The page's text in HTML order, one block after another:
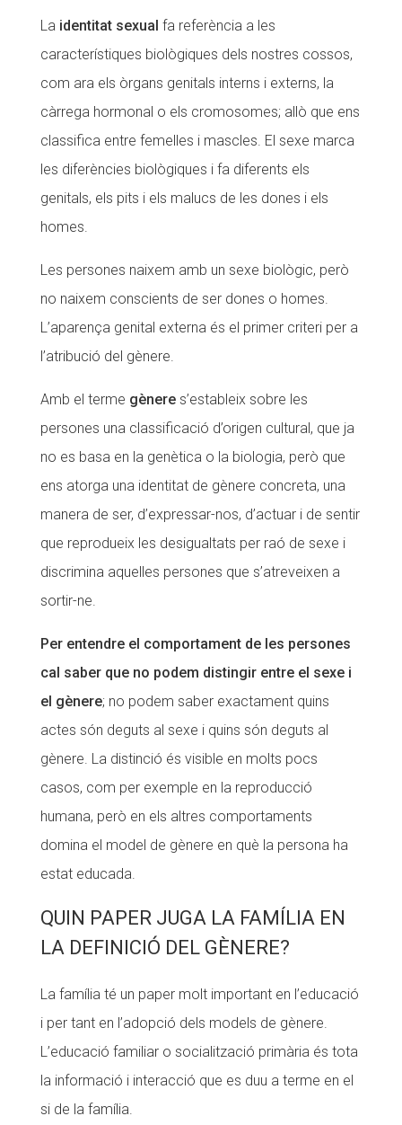
La identitat sexual fa referència a les
característiques biològiques dels nostres cossos,
com ara els òrgans genitals interns i externs, la
càrrega hormonal o els cromosomes; allò que ens
classifica entre femelles i mascles. El sexe marca
les diferències biològiques i fa diferents els
genitals, els pits i els malucs de les dones i els
homes.
Les persones naixem amb un sexe biològic, però
no naixem conscients de ser dones o homes.
L’aparença genital externa és el primer criteri per a
l’atribució del gènere.
Amb el terme gèneres’estableix sobre les
persones una classificació d’origen cultural, que ja
no es basa en la genètica o la biologia, però que
ens atorga una identitat de gènere concreta, una
manera de ser, d’expressar-nos, d’actuar i de sentir
que reprodueix les desigualtats per raó de sexe i
discrimina aquelles persones que s’atreveixen a
sortir-ne.
Per entendre el comportament de les persones
cal saber que no podem distingir entre el sexe i
el gènere; no podem saber exactament quins
actes són deguts al sexe i quins són deguts al
gènere. La distinció és visible en molts pocs
casos, com per exemple en la reproducció
humana, però en els altres comportaments
domina el model de gènere en què la persona ha
estat educada.
QUIN PAPER JUGA LA FAMÍLIA EN
LA DEFINICIÓ DEL GÈNERE?
La família té un paper molt important en l’educació
i per tant en l’adopció dels models de gènere.
L’educació familiar o socialització primària és tota
la informació i interacció que es duu a terme en el
si de la família.
COL·LABORA
Fes un donatiu
Treballa amb nosaltres